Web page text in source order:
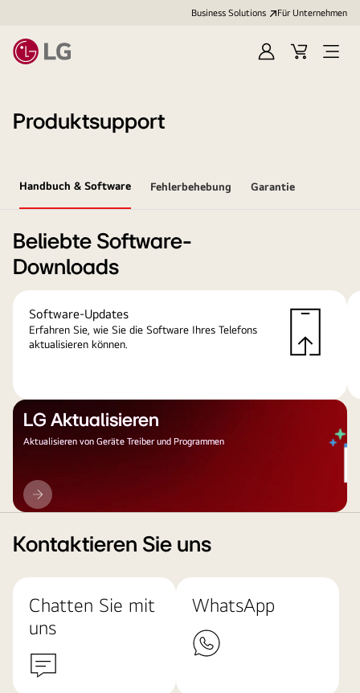
Business Solutions Für Unternehmen
Anmelden
Cart
Open
Produktsupport
Handbuch & Software Fehlerbehebung Garantie
Beliebte Software-
Downloads
Software-Updates
Erfahren Sie, wie Sie die Software Ihres Telefons
aktualisieren können.
LG Aktualisieren
Aktualisieren von Geräte Treiber und Programmen
LG
Aktualisieren
Kontaktieren Sie uns
Chatten Sie mit
uns
WhatsApp